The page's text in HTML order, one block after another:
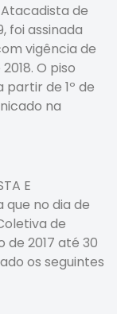
de
foi assinada
vigência de
O piso
partir de 1º de
na
E
que no dia de
de
de 2017 até 30
os seguintes